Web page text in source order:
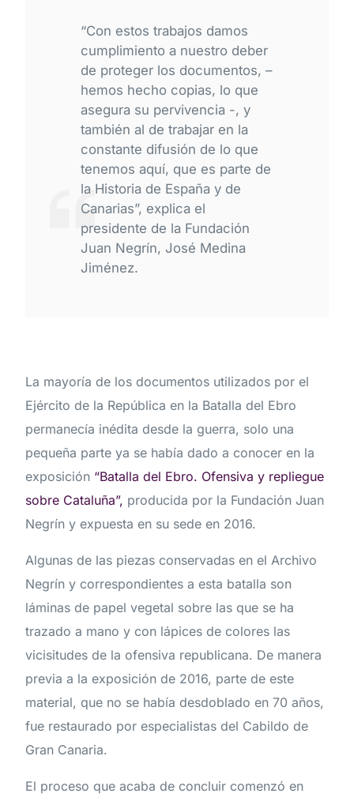
“Con estos trabajos damos
cumplimiento a nuestro deber
de proteger los documentos, –
hemos hecho copias, lo que
asegura su pervivencia -, y
también al de trabajar en la
constante difusión de lo que
tenemos aquí, que es parte de
la Historia de España y de
Canarias”, explica el
presidente de la Fundación
Juan Negrín, José Medina
Jiménez.
La mayoría de los documentos utilizados por el
Ejército de la República en la Batalla del Ebro
permanecía inédita desde la guerra, solo una
pequeña parte ya se había dado a conocer en la
exposición “Batalla del Ebro. Ofensiva y repliegue
sobre Cataluña”, producida por la Fundación Juan
Negrín y expuesta en su sede en 2016.
Algunas de las piezas conservadas en el Archivo
Negrín y correspondientes a esta batalla son
láminas de papel vegetal sobre las que se ha
trazado a mano y con lápices de colores las
vicisitudes de la ofensiva republicana. De manera
previa a la exposición de 2016, parte de este
material, que no se había desdoblado en 70 años,
fue restaurado por especialistas del Cabildo de
Gran Canaria.
El proceso que acaba de concluir comenzó en